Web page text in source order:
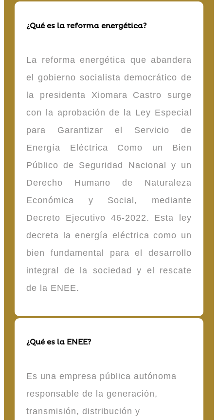
¿Qué es la reforma energética?
La reforma energética que abandera
el gobierno socialista democrático de
la presidenta Xiomara Castro surge
con la aprobación de la Ley Especial
para Garantizar el Servicio de
Energía Eléctrica Como un Bien
Público de Seguridad Nacional y un
Derecho Humano de Naturaleza
Económica y Social, mediante
Decreto Ejecutivo 46-2022. Esta ley
decreta la energía eléctrica como un
bien fundamental para el desarrollo
integral de la sociedad y el rescate
de la ENEE.
¿Qué es la ENEE?
Es una empresa pública autónoma
responsable de la generación,
transmisión, distribución y